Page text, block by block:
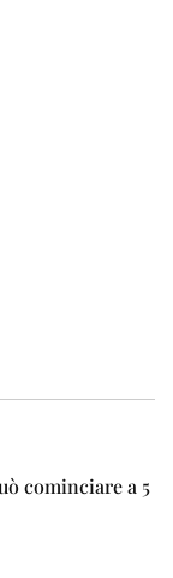
cominciare a 5